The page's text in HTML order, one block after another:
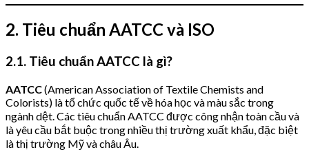
2. Tiêu chuẩn AATCC và ISO
2.1. Tiêu chuẩn AATCC là gì?
AATCC(American Association of Textile Chemists and
Colorists) là tổ chức quốc tế về hóa học và màu sắc trong
ngành dệt. Các tiêu chuẩn AATCC được công nhận toàn cầu và
là yêu cầu bắt buộc trong nhiều thị trường xuất khẩu, đặc biệt
là thị trường Mỹ và châu Âu.